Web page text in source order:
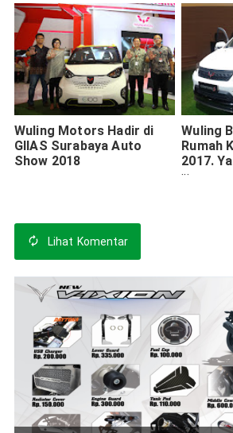
Wuling Motors Hadir di
GIIAS Surabaya Auto
Show 2018
Wuling
Rumah
2017.
Booth-
Lihat Komentar